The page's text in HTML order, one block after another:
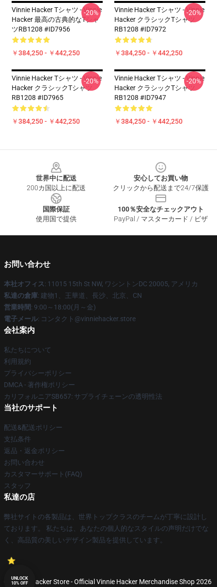
Vinnie Hacker Tシャツ - Vinnie
Hacker 最高の古典的なTシャ
ツRB1208 #ID7956
￥384,250 - ￥442,250
-20%
Vinnie Hacker Tシャツ - Vinnie
Hacker クラシックTシャツ
RB1208 #ID7972
￥384,250 - ￥442,250
-20%
Vinnie Hacker Tシャツ - Vinnie
Hacker クラシックTシャツ
RB1208 #ID7965
￥384,250 - ￥442,250
-20%
Vinnie Hacker Tシャツ - Vinnie
Hacker クラシックTシャツ
RB1208 #ID7947
￥384,250 - ￥442,250
-20%
世界中に配送
200カ国以上に配送
安心してお買い物
クリックから配送まで24/7保護
国際保証
使用国で提供
100％安全なチェックアウト
PayPal / マスターカード / ビザ
お問い合わせ
本社オフィス: 11015 15th St NW, ワシントンDC 20005, アメリカ
私達の倉庫: 建物1、王華道、長沙、北京、CN
営業時間: 9:00～18:00(月～金)
電子メール: コンタクト@vinniehacker.store
会社案内
私たちについて
利用規約
プライバシーポリシー
DMCA - 著作権ポリシー
カリフォルニアSB657: サプライチェーンの透明性法
当社のサポート
配送&配送ポリシー
支払条件
返品・返金ポリシー
お問い合わせ
カスタマーサポート(FAQ)
スタッフ
私達の店
弊社サイトの各製品は、世界トップクラスのチームが丁寧に設計し
ております。 私たちは、あなたの個人的なスタイルの声明だけでな
く、高品質の美しいデザイン製品を提供しています。
© Vinnie Hacker Store - Official Vinnie Hacker Merchandise Shop 2026
UNLOCK
10% OFF